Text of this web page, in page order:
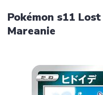
Pokémon s11
Mareanie